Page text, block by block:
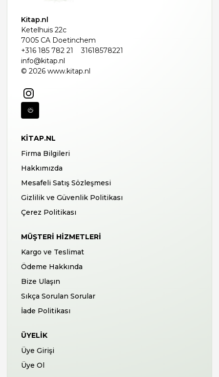
Kitap.nl
Ketelhuis 22c
7005 CA Doetinchem
+316 185 782 21
31618578221
info@kitap.nl
© 2026 www.kitap.nl
KITAP.NL
Firma Bilgileri
Hakkımızda
Mesafeli Satış Sözleşmesi
Gizlilik ve Güvenlik Politikası
Çerez Politikası
MÜŞTERI HIZMETLERI
Kargo ve Teslimat
Ödeme Hakkında
Bize Ulaşın
Sıkça Sorulan Sorular
İade Politikası
ÜYELIK
Üye Girişi
Üye Ol